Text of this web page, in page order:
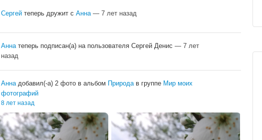
Сергей теперь дружит с Анна — 7 лет назад
Анна теперь подписан(а) на пользователя Сергей Денис — 7 лет
назад
Анна добавил(-а) 2 фото в альбом Природа в группе Мир моих
фотографий
8 лет назад